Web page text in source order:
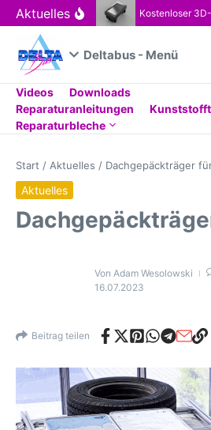
Zum Inhalt springen
Aktuelles Kostenloser
Deltabus - Menü
Videos
Downloads
Reparaturanleitungen
Reparaturbleche
Start / Aktuelles / Dachgepäckträger
Aktuelles
Von Adam Wesolowski
16.07.2023
Beitrag teilen